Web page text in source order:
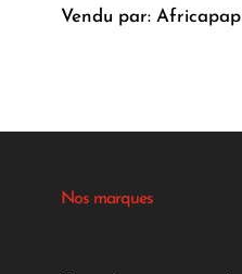
Vendu par: Africapap
Nos marques